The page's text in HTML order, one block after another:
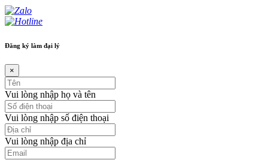
Đăng ký làm đại lý
×
Vui lòng nhập họ và tên
Vui lòng nhập số điện thoại
Vui lòng nhập địa chỉ